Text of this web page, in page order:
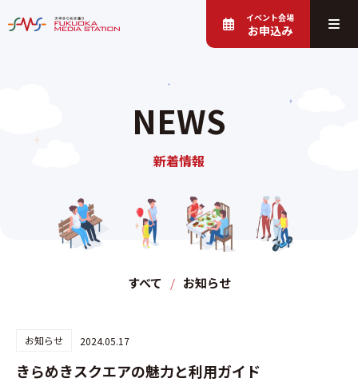
イベント会場
お申込み
NEWS
新着情報
すべて お知らせ
お知らせ 2024.05.17
きらめきスクエアの魅力と利用ガイド